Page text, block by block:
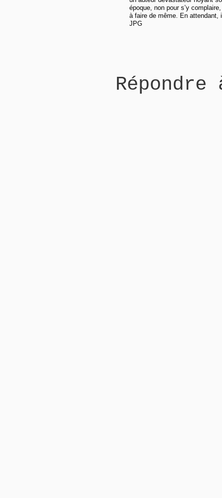
époque, non pour s’y
à faire de même. En attendant,
JPG